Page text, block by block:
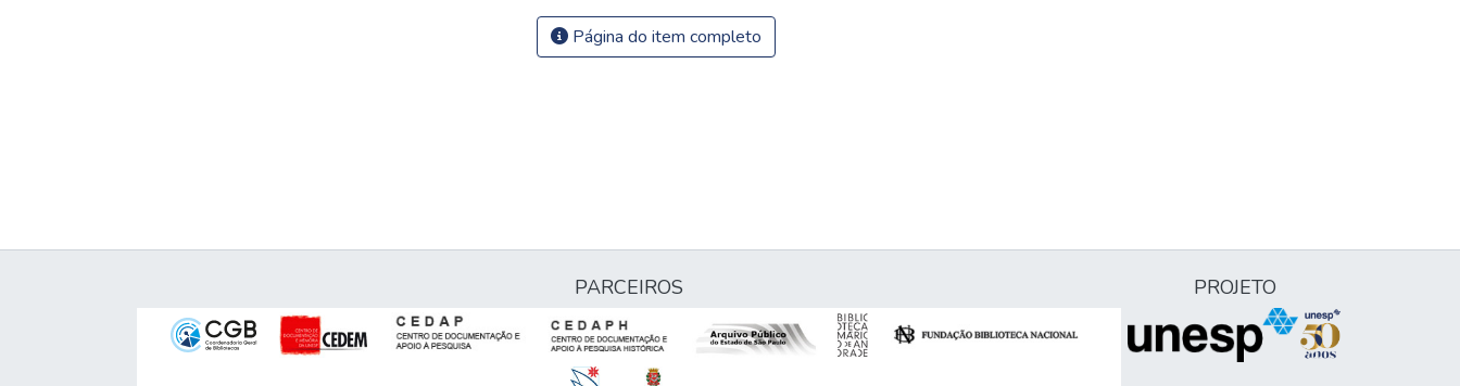
Página do item completo
PARCEIROS PROJETO